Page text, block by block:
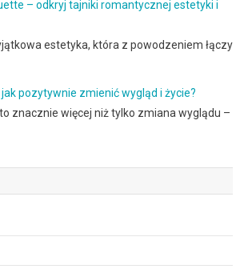
– odkryj tajniki romantycznej estetyki i
estetyka, która z powodzeniem łączy
jak pozytywnie zmienić wygląd i życie?
znacznie więcej niż tylko zmiana wyglądu –